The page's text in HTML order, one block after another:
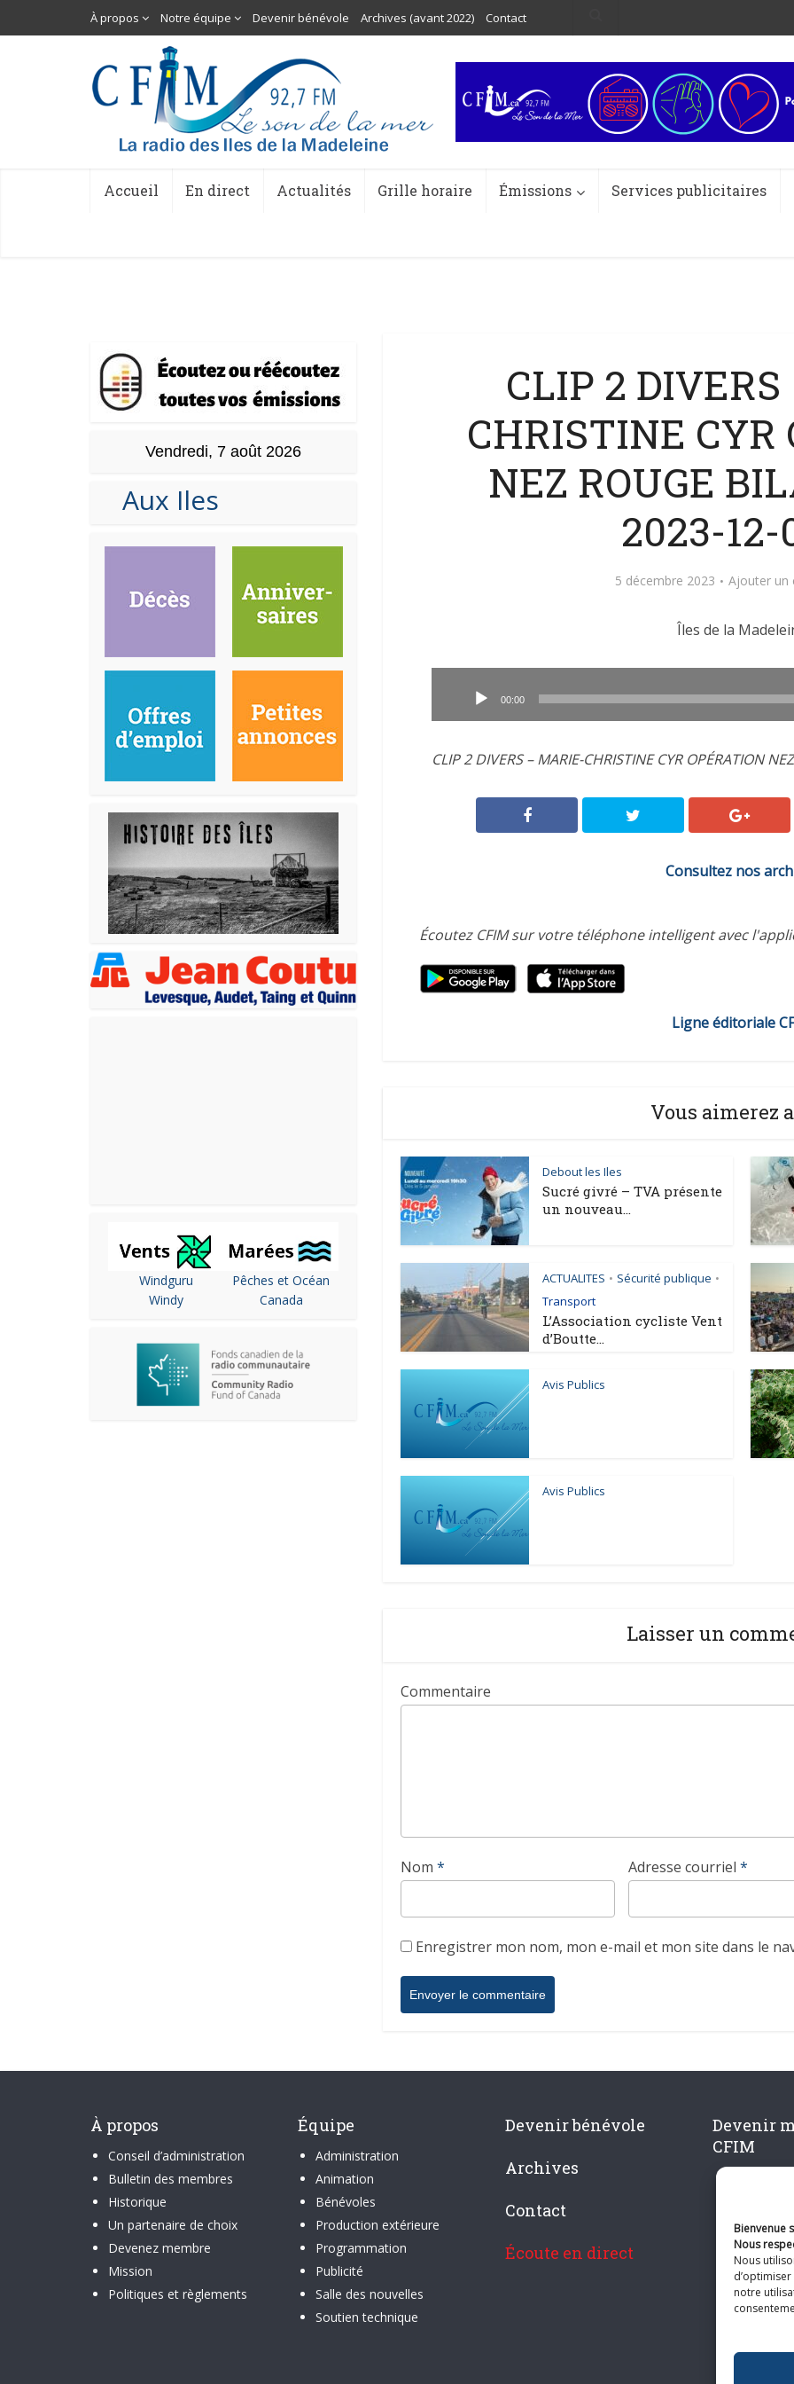
Bienvenue
Nous
Nous
notre
À propos Notre équipe Devenir bénévole Archives (avant 2022) Contact
Accueil En direct Actualités Grille horaire Émissions Services publicitaires
Vendredi, 7 août 2026
Aux Iles
Windguru
Windy
Pêches et Océan
Canada
CLIP 2
CHRISTINE CYR
NEZ ROUGE
2023-
5 décembre 2023 Ajouter un
Îles de la
00:00
CLIP 2 DIVERS – MARIE-CHRISTINE CYR OPÉRATION
Consultez nos
Écoutez CFIM sur votre téléphone intelligent avec
Ligne éditoriale
Vous aimerez
Debout les Iles
Sucré givré – TVA présente
un nouveau...
ACTUALITES • Sécurité publique •
Transport
L’Association cycliste Vent
d’Boutte...
Avis Publics
Avis Publics
Laisser un
Commentaire
Nom * Adresse courriel *
Enregistrer mon nom, mon e-mail et mon site dans le
À propos
Conseil d’administration
Bulletin des membres
Historique
Un partenaire de choix
Devenez membre
Mission
Politiques et règlements
Équipe
Administration
Animation
Bénévoles
Production extérieure
Programmation
Publicité
Salle des nouvelles
Soutien technique
Devenir bénévole
Archives
Contact
Écoute en direct
Devenir
CFIM